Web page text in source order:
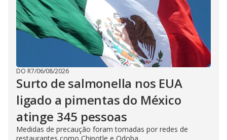
DO R7/06/08/2026
Surto de salmonella nos EUA
ligado a pimentas do México
atinge 345 pessoas
Medidas de precaução foram tomadas por redes de